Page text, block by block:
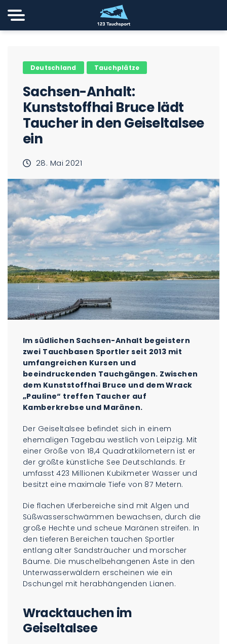
Deutschland Tauchplätze
Sachsen-Anhalt:
Kunststoffhai Bruce lädt
Taucher in den Geiseltalsee
ein
28. Mai 2021
Im südlichen Sachsen-Anhalt begeistern
zwei Tauchbasen Sportler seit 2013 mit
umfangreichen Kursen und
beeindruckenden Tauchgängen. Zwischen
dem Kunststoffhai Bruce und dem Wrack
„Pauline“ treffen Taucher auf
Kamberkrebse und Maränen.
Der Geiseltalsee befindet sich in einem
ehemaligen Tagebau westlich von Leipzig. Mit
einer Größe von 18,4 Quadratkilometern ist er
der größte künstliche See Deutschlands. Er
umfasst 423 Millionen Kubikmeter Wasser und
besitzt eine maximale Tiefe von 87 Metern.
Die flachen Uferbereiche sind mit Algen und
Süßwasserschwämmen bewachsen, durch die
große Hechte und scheue Maränen streifen. In
den tieferen Bereichen tauchen Sportler
entlang alter Sandsträucher und morscher
Bäume. Die muschelbehangenen Äste in den
Unterwasserwäldern erscheinen wie ein
Dschungel mit herabhängenden Lianen.
Wracktauchen im
Geiseltalsee